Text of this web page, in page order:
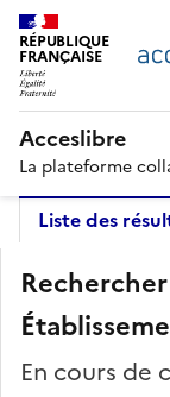
RÉPUBLIQUE
FRANÇAISE
Acceslibre
La plateforme
Liste des
En cours de